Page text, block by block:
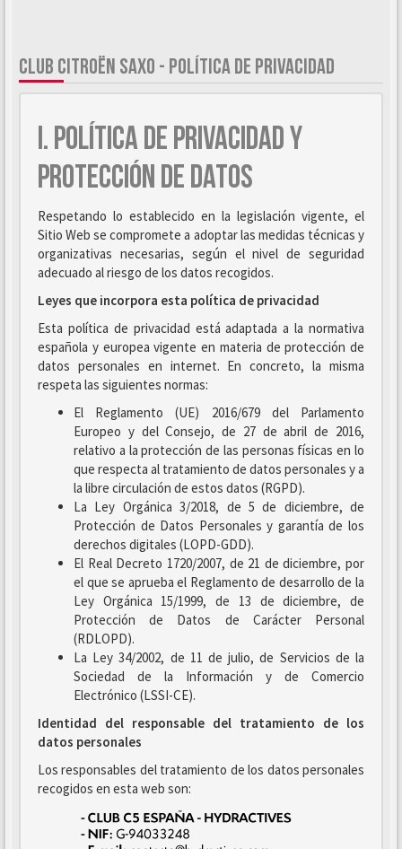
CLUB CITROËN SAXO - POLÍTICA DE PRIVACIDAD
I. POLÍTICA DE PRIVACIDAD Y
PROTECCIÓN DE DATOS
Respetando lo establecido en la legislación vigente, el
Sitio Web se compromete a adoptar las medidas técnicas y
organizativas necesarias, según el nivel de seguridad
adecuado al riesgo de los datos recogidos.
Leyes que incorpora esta política de privacidad
Esta política de privacidad está adaptada a la normativa
española y europea vigente en materia de protección de
datos personales en internet. En concreto, la misma
respeta las siguientes normas:
El Reglamento (UE) 2016/679 del Parlamento
Europeo y del Consejo, de 27 de abril de 2016,
relativo a la protección de las personas físicas en lo
que respecta al tratamiento de datos personales y a
la libre circulación de estos datos (RGPD).
La Ley Orgánica 3/2018, de 5 de diciembre, de
Protección de Datos Personales y garantía de los
derechos digitales (LOPD-GDD).
El Real Decreto 1720/2007, de 21 de diciembre, por
el que se aprueba el Reglamento de desarrollo de la
Ley Orgánica 15/1999, de 13 de diciembre, de
Protección de Datos de Carácter Personal
(RDLOPD).
La Ley 34/2002, de 11 de julio, de Servicios de la
Sociedad de la Información y de Comercio
Electrónico (LSSI-CE).
Identidad del responsable del tratamiento de los
datos personales
Los responsables del tratamiento de los datos personales
recogidos en esta web son: